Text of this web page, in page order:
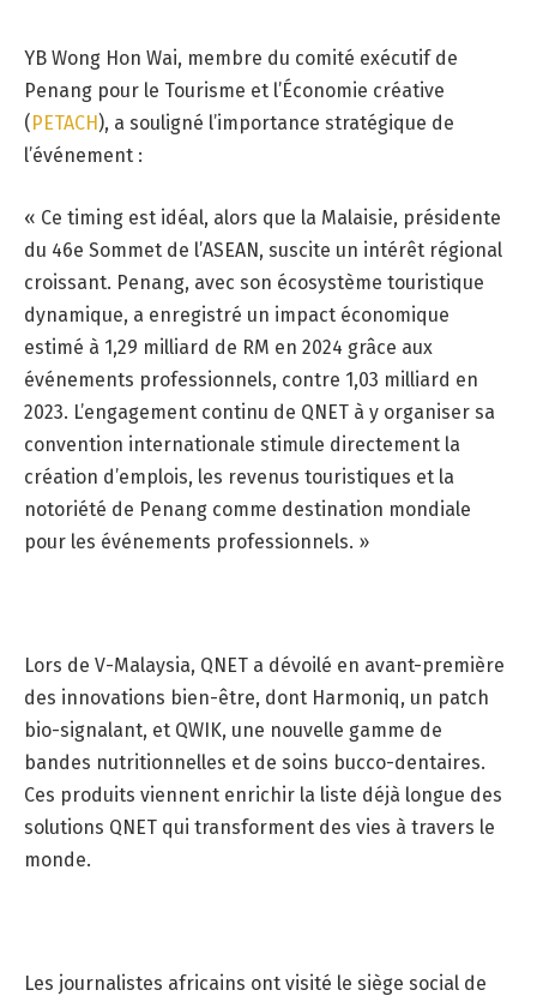
YB Wong Hon Wai, membre du comité exécutif de
Penang pour le Tourisme et l’Économie créative
(PETACH), a souligné l’importance stratégique de
l’événement :
« Ce timing est idéal, alors que la Malaisie, présidente
du 46e Sommet de l’ASEAN, suscite un intérêt régional
croissant. Penang, avec son écosystème touristique
dynamique, a enregistré un impact économique
estimé à 1,29 milliard de RM en 2024 grâce aux
événements professionnels, contre 1,03 milliard en
2023. L’engagement continu de QNET à y organiser sa
convention internationale stimule directement la
création d’emplois, les revenus touristiques et la
notoriété de Penang comme destination mondiale
pour les événements professionnels. »
Lors de V-Malaysia, QNET a dévoilé en avant-première
des innovations bien-être, dont Harmoniq, un patch
bio-signalant, et QWIK, une nouvelle gamme de
bandes nutritionnelles et de soins bucco-dentaires.
Ces produits viennent enrichir la liste déjà longue des
solutions QNET qui transforment des vies à travers le
monde.
Les journalistes africains ont visité le siège social de